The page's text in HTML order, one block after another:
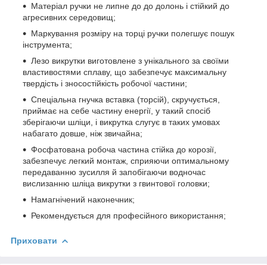
Матеріал ручки не липне до до долонь і стійкий до
агресивних середовищ;
Маркування розміру на торці ручки полегшує пошук
інструмента;
Лезо викрутки виготовлене з унікального за своїми
властивостями сплаву, що забезпечує максимальну
твердість і зносостійкість робочої частини;
Спеціальна гнучка вставка (торсій), скручується,
приймає на себе частину енергії, у такий спосіб
зберігаючи шліци, і викрутка слугує в таких умовах
набагато довше, ніж звичайна;
Фосфатована робоча частина стійка до корозії,
забезпечує легкий монтаж, сприяючи оптимальному
передаванню зусилля й запобігаючи водночас
вислизанню шліца викрутки з гвинтової головки;
Намагнічений наконечник;
Рекомендується для професійного використання;
Приховати